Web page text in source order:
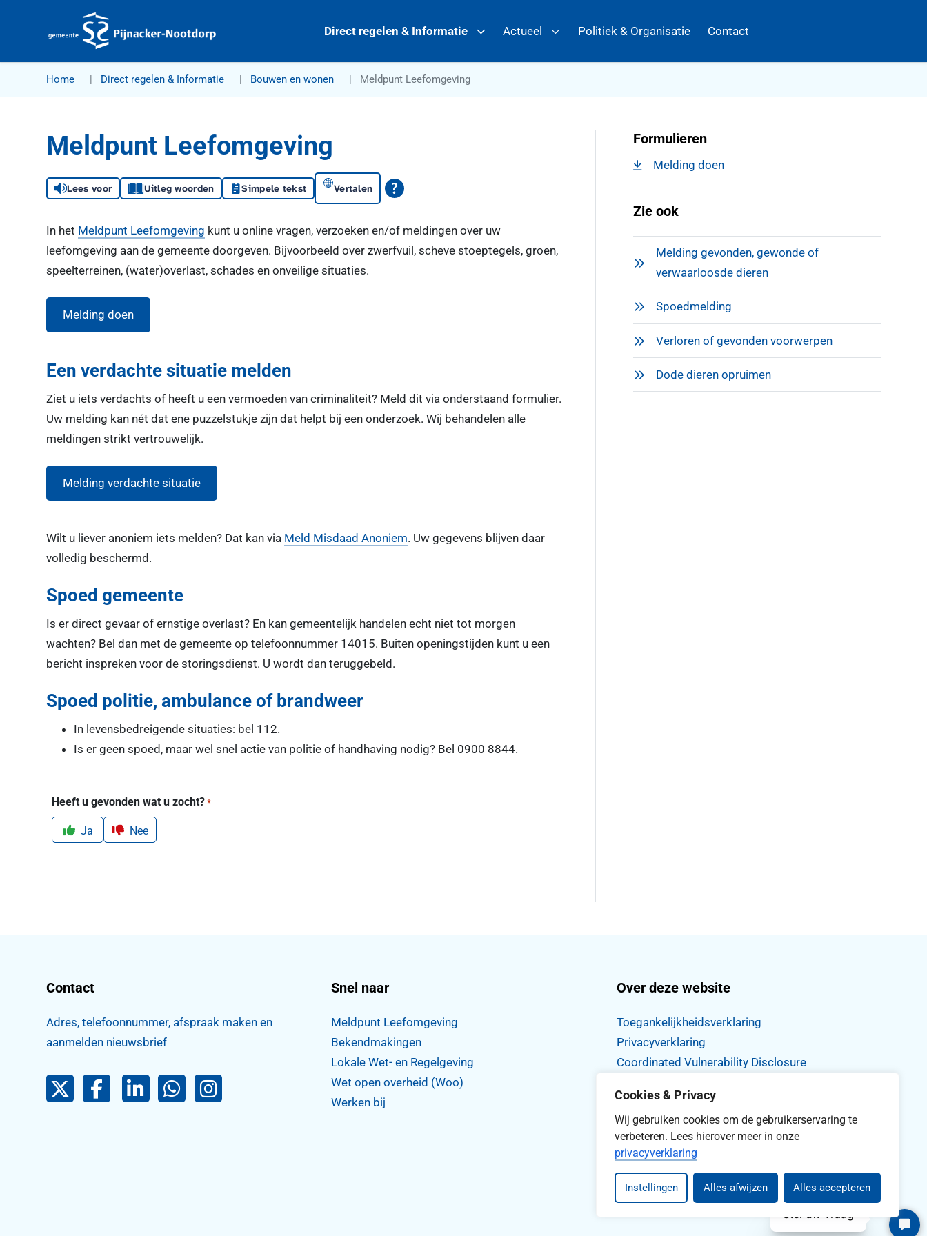
Cookies & Privacy
Wij gebruiken cookies om de gebruikerservaring te
verbeteren. Lees hierover meer in onze
privacyverklaring
Instellingen Alles afwijzen Alles accepteren
Gemeente Pijnacker-Nootdorp
Direct regelen & Informatie Actueel Politiek & Organisatie Contact
Home Direct regelen & Informatie Bouwen en wonen Meldpunt Leefomgeving
Meldpunt Leefomgeving
Lees voor Uitleg woorden Simpele tekst Vertalen
In het Meldpunt Leefomgeving kunt u online vragen, verzoeken en/of meldingen over uw
leefomgeving aan de gemeente doorgeven. Bijvoorbeeld over zwerfvuil, scheve stoeptegels, groen,
speelterreinen, (water)overlast, schades en onveilige situaties.
Melding doen
Een verdachte situatie melden
Ziet u iets verdachts of heeft u een vermoeden van criminaliteit? Meld dit via onderstaand formulier.
Uw melding kan nét dat ene puzzelstukje zijn dat helpt bij een onderzoek. Wij behandelen alle
meldingen strikt vertrouwelijk.
Melding verdachte situatie
Wilt u liever anoniem iets melden? Dat kan via Meld Misdaad Anoniem. Uw gegevens blijven daar
volledig beschermd.
Spoed gemeente
Is er direct gevaar of ernstige overlast? En kan gemeentelijk handelen echt niet tot morgen
wachten? Bel dan met de gemeente op telefoonnummer 14015. Buiten openingstijden kunt u een
bericht inspreken voor de storingsdienst. U wordt dan teruggebeld.
Spoed politie, ambulance of brandweer
In levensbedreigende situaties: bel 112.
Is er geen spoed, maar wel snel actie van politie of handhaving nodig? Bel 0900 8844.
Heeft u gevonden wat u zocht? *
Ja Nee
Formulieren
Melding doen
, opent in een nieuw tabblad
Zie ook
Melding gevonden, gewonde of
verwaarloosde dieren
Spoedmelding
Verloren of gevonden voorwerpen
Dode dieren opruimen
Contact
Adres, telefoonnummer, afspraak maken en
aanmelden nieuwsbrief
Pijnacker-Nootdorp op Twitter
FacebookLinkedIn Pijnacker-Nootdorp,
Pijnacker-Nootdorp WhatsApp
Pijnacker-Nootdorp Instagram
Snel naar
Meldpunt Leefomgeving
Bekendmakingen
Lokale Wet- en Regelgeving
Wet open overheid (Woo)
Werken bij
Over deze website
Toegankelijkheidsverklaring
Privacyverklaring
Coordinated Vulnerability Disclosure
Archief website